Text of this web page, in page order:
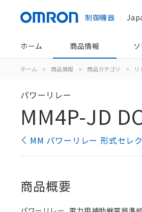
制御機器
ホーム 商品情報
ホーム > 商品情報 > 商品カテゴリ > リ
パワーリレー
MM4P-JD
MM パワーリレー 形式セレ
商品概要